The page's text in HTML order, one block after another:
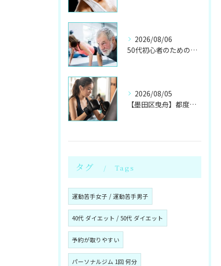
2026/08/06
50代初心者のためのパーソナルジムで健康体へ
2026/08/05
【墨田区曳舟】都度利用OK！初心者向けキックボクシングジム
タグ Tags
運動苦手女子 / 運動苦手男子
40代 ダイエット / 50代 ダイエット
予約が取りやすい
パーソナルジム 1回 何分